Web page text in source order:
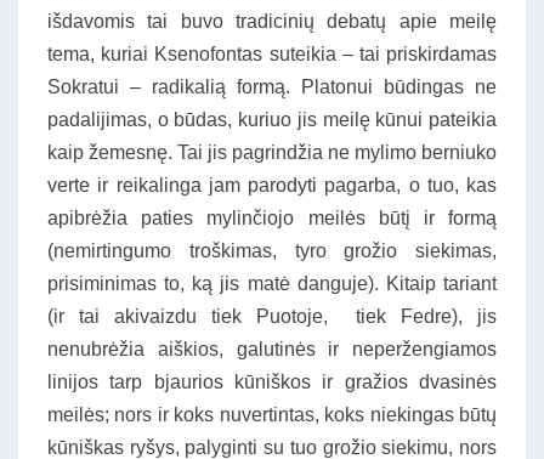
išdavomis tai buvo tradicinių debatų apie meilę
tema, kuriai Ksenofontas suteikia – tai priskirdamas
Sokratui – radikalią formą. Platonui būdingas ne
padalijimas, o būdas, kuriuo jis meilę kūnui pateikia
kaip žemesnę. Tai jis pagrindžia ne mylimo berniuko
verte ir reikalinga jam parodyti pagarba, o tuo, kas
apibrėžia paties mylinčiojo meilės būtį ir formą
(nemirtingumo troškimas, tyro grožio siekimas,
prisiminimas to, ką jis matė danguje). Kitaip tariant
(ir tai akivaizdu tiek Puotoje, tiek Fedre), jis
nenubrėžia aiškios, galutinės ir neperžengiamos
linijos tarp bjaurios kūniškos ir gražios dvasinės
meilės; nors ir koks nuvertintas, koks niekingas būtų
kūniškas ryšys, palyginti su tuo grožio siekimu, nors